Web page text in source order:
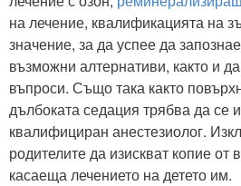
на лечение, квалификацията на
значение, за да успее да
възможни алтернативи, както и
въпроси. Също така както
дълбоката седация трябва да се
квалифициран анестезиолог.
родителите да изискват копие от
касаеща лечението на детето им.